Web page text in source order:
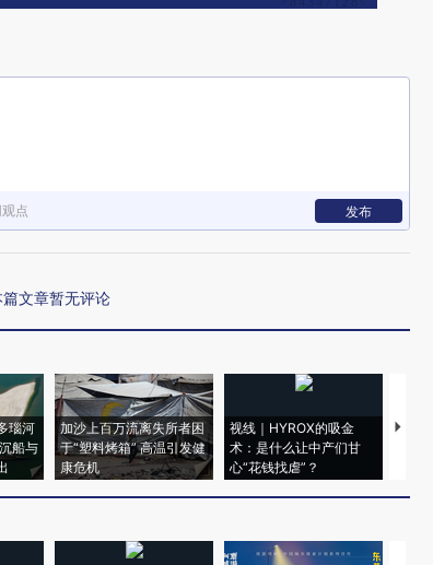
点 发布
篇文章暂无评论
瑙河
船与
加沙上百万流离失所者困
于“塑料烤箱” 高温引发健
康危机
视线｜HYROX的吸金
术：是什么让中产们甘
心“花钱找虐”？
马航